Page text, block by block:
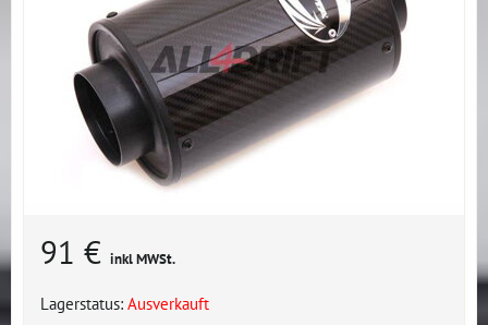
91 € inkl MWSt.
Lagerstatus: Ausverkauft